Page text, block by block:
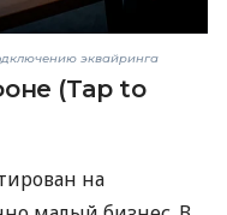
эквайринга
(Tap to
на